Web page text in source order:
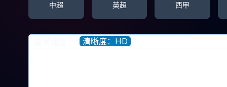
中超 英超 西甲
清晰度：HD